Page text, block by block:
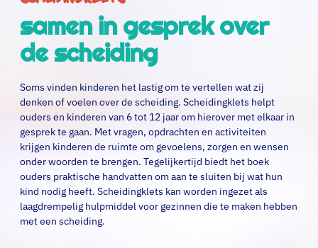
samen in gesprek over
de scheiding
Soms vinden kinderen het lastig om te vertellen wat zij
denken of voelen over de scheiding. Scheidingklets helpt
ouders en kinderen van 6 tot 12 jaar om hierover met elkaar in
gesprek te gaan. Met vragen, opdrachten en activiteiten
krijgen kinderen de ruimte om gevoelens, zorgen en wensen
onder woorden te brengen. Tegelijkertijd biedt het boek
ouders praktische handvatten om aan te sluiten bij wat hun
kind nodig heeft. Scheidingklets kan worden ingezet als
laagdrempelig hulpmiddel voor gezinnen die te maken hebben
met een scheiding.